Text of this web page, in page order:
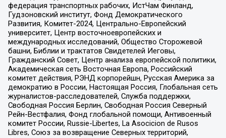
федерация транспортных рабочих, ИстЧам Финланд,
Гудзоновский институт, Фонд Демократического
Развития, Комитет-2024, Центрально-Европейский
университет, Центр восточноевропейских и
международных исследований, Общество Сторожевой
башни, Библии и трактатов Свидетелей Иеговы,
Гражданский Совет, Центр анализа европейской политики,
Академическая сеть Восточная Европа, Российский
комитет действия, РЭНД корпорейшн, Русская Америка за
демократию в России, Настоящая Россия, Глобальная сеть
журналистов-расследователей, Служба поддержки,
Свободная Россия Берлин, Свободная Россия Северный
Рейн-Вестфалия, Фонд глобальной помощи, Антивоенный
комитет России, Russie-Libertes, La Asocicion de Rusos
Libres, Союз за возвращение Северных территорий,